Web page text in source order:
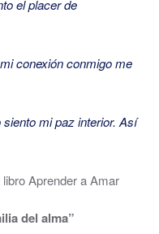
el placer de
conexión conmigo me
mi paz interior. Así
Aprender a Amar
del alma”